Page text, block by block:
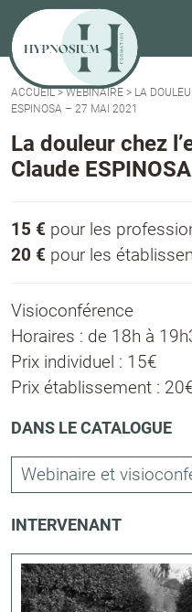
ACCUEIL>WEBINAIRE > LA
ESPINOSA – 27 MAI 2021
La douleur chez
Claude
15 € pour les
20 € pour les
Visioconférence
Horaires : de 18h à
Prix individuel : 15€
Prix établissement :
DANS LE CATALOGUE
Webinaire et
INTERVENANT